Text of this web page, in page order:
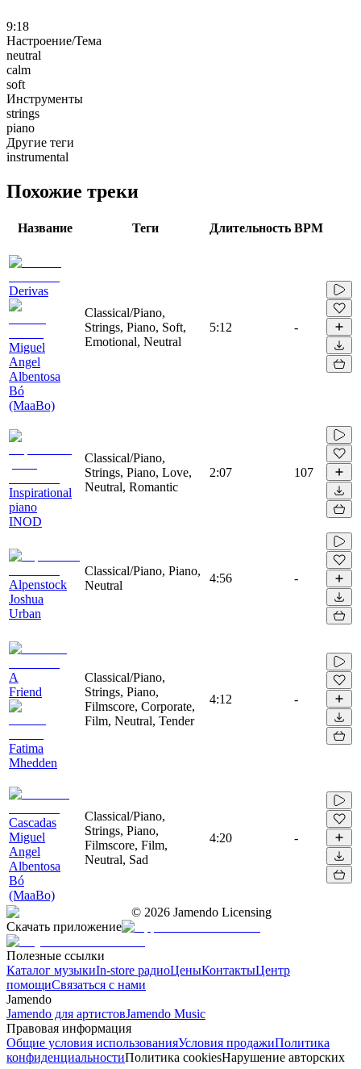
9:18
Настроение/Тема
neutral
calm
soft
Инструменты
strings
piano
Другие теги
instrumental
Похожие треки
Название Теги Длительность BPM
Derivas
Miguel
Angel
Albentosa
Bó
(MaaBo)
Classical/Piano,
Strings, Piano, Soft,
Emotional, Neutral
5:12 -
Inspirational
piano
INOD
Classical/Piano,
Strings, Piano, Love,
Neutral, Romantic
2:07 107
Alpenstock
Joshua
Urban
Classical/Piano, Piano,
Neutral
4:56 -
A
Friend
Fatima
Mhedden
Classical/Piano,
Strings, Piano,
Filmscore, Corporate,
Film, Neutral, Tender
4:12 -
Cascadas
Miguel
Angel
Albentosa
Bó
(MaaBo)
Classical/Piano,
Strings, Piano,
Filmscore, Film,
Neutral, Sad
4:20 -
© 2026 Jamendo Licensing
Скачать приложение
Полезные ссылки
Каталог музыкиIn-store радиоЦеныКонтактыЦентр
помощиСвязаться с нами
Jamendo
Jamendo для артистовJamendo Music
Правовая информация
Общие условия использованияУсловия продажиПолитика
конфиденциальностиПолитика cookiesНарушение авторских